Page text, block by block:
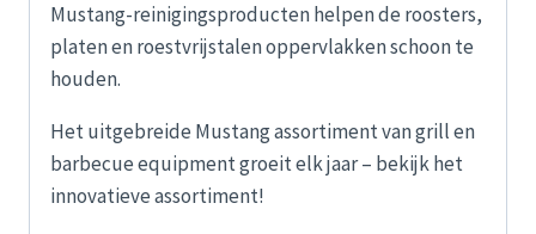
Mustang-reinigingsproducten helpen de roosters,
platen en roestvrijstalen oppervlakken schoon te
houden.
Het uitgebreide Mustang assortiment van grill en
barbecue equipment groeit elk jaar – bekijk het
innovatieve assortiment!